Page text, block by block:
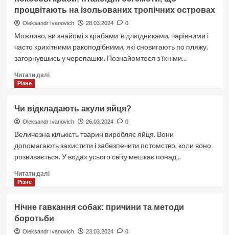
Еротичний
Масаж
Працює?
процвітають на ізольованих тропічних островах
Oleksandr Ivanovich 28.03.2024 0
Можливо, ви знайомі з крабами-відлюдниками, чарівними і
часто крихітними ракоподібними, які сновигають по пляжу,
загорнувшись у черепашки. Познайомтеся з їхніми...
Читати даліДокладніше
птахоїдні
бегемоти,
що
ізольованих
тропічних
Різне
Чи відкладають акули яйця?
Oleksandr Ivanovich 26.03.2024 0
Величезна кількість тварин виробляє яйця. Вони
допомагають захистити і забезпечити потомство, коли воно
розвивається. У водах усього світу мешкає понад...
Читати даліДокладніше
акули
яйця?
Різне
Нічне гавкання собак: причини та методи
боротьби
Oleksandr Ivanovich 23.03.2024 0